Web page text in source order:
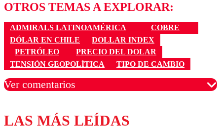
OTROS TEMAS A EXPLORAR:
ADMIRALS LATINOAMÉRICA
COBRE
DÓLAR EN CHILE
DOLLAR INDEX
PETRÓLEO
PRECIO DEL DOLAR
TENSIÓN GEOPOLÍTICA
TIPO DE CAMBIO
Ver comentarios
Los comentarios son moderados para garantizar un
diálogo respetuoso.
LAS MÁS LEÍDAS